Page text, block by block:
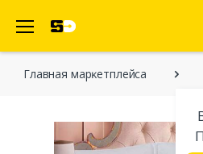
Главная марĸетплейса